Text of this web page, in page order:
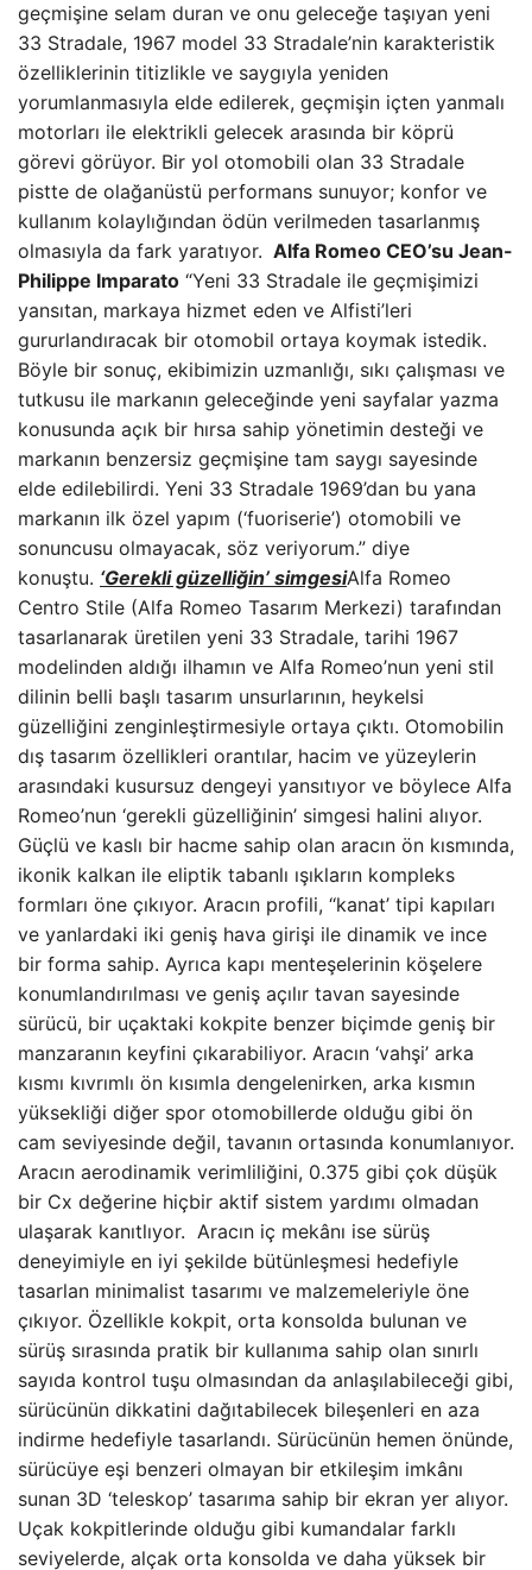
geçmişine selam duran ve onu geleceğe taşıyan yeni
33 Stradale, 1967 model 33 Stradale’nin karakteristik
özelliklerinin titizlikle ve saygıyla yeniden
yorumlanmasıyla elde edilerek, geçmişin içten yanmalı
motorları ile elektrikli gelecek arasında bir köprü
görevi görüyor. Bir yol otomobili olan 33 Stradale
pistte de olağanüstü performans sunuyor; konfor ve
kullanım kolaylığından ödün verilmeden tasarlanmış
olmasıyla da fark yaratıyor. Alfa Romeo CEO’su Jean-
Philippe Imparato “Yeni 33 Stradale ile geçmişimizi
yansıtan, markaya hizmet eden ve Alfisti’leri
gururlandıracak bir otomobil ortaya koymak istedik.
Böyle bir sonuç, ekibimizin uzmanlığı, sıkı çalışması ve
tutkusu ile markanın geleceğinde yeni sayfalar yazma
konusunda açık bir hırsa sahip yönetimin desteği ve
markanın benzersiz geçmişine tam saygı sayesinde
elde edilebilirdi. Yeni 33 Stradale 1969’dan bu yana
markanın ilk özel yapım (‘fuoriserie’) otomobili ve
sonuncusu olmayacak, söz veriyorum.” diye
konuştu. ‘Gerekli güzelliğin’ simgesiAlfa Romeo
Centro Stile (Alfa Romeo Tasarım Merkezi) tarafından
tasarlanarak üretilen yeni 33 Stradale, tarihi 1967
modelinden aldığı ilhamın ve Alfa Romeo’nun yeni stil
dilinin belli başlı tasarım unsurlarının, heykelsi
güzelliğini zenginleştirmesiyle ortaya çıktı. Otomobilin
dış tasarım özellikleri orantılar, hacim ve yüzeylerin
arasındaki kusursuz dengeyi yansıtıyor ve böylece Alfa
Romeo’nun ‘gerekli güzelliğinin’ simgesi halini alıyor.
Güçlü ve kaslı bir hacme sahip olan aracın ön kısmında,
ikonik kalkan ile eliptik tabanlı ışıkların kompleks
formları öne çıkıyor. Aracın profili, ‘‘kanat’ tipi kapıları
ve yanlardaki iki geniş hava girişi ile dinamik ve ince
bir forma sahip. Ayrıca kapı menteşelerinin köşelere
konumlandırılması ve geniş açılır tavan sayesinde
sürücü, bir uçaktaki kokpite benzer biçimde geniş bir
manzaranın keyfini çıkarabiliyor. Aracın ‘vahşi’ arka
kısmı kıvrımlı ön kısımla dengelenirken, arka kısmın
yüksekliği diğer spor otomobillerde olduğu gibi ön
cam seviyesinde değil, tavanın ortasında konumlanıyor.
Aracın aerodinamik verimliliğini, 0.375 gibi çok düşük
bir Cx değerine hiçbir aktif sistem yardımı olmadan
ulaşarak kanıtlıyor. Aracın iç mekânı ise sürüş
deneyimiyle en iyi şekilde bütünleşmesi hedefiyle
tasarlan minimalist tasarımı ve malzemeleriyle öne
çıkıyor. Özellikle kokpit, orta konsolda bulunan ve
sürüş sırasında pratik bir kullanıma sahip olan sınırlı
sayıda kontrol tuşu olmasından da anlaşılabileceği gibi,
sürücünün dikkatini dağıtabilecek bileşenleri en aza
indirme hedefiyle tasarlandı. Sürücünün hemen önünde,
sürücüye eşi benzeri olmayan bir etkileşim imkânı
sunan 3D ‘teleskop’ tasarıma sahip bir ekran yer alıyor.
Uçak kokpitlerinde olduğu gibi kumandalar farklı
seviyelerde, alçak orta konsolda ve daha yüksek bir